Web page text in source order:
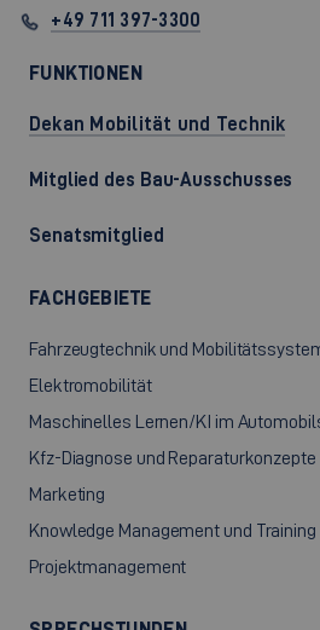
+49 711 397-3300
FUNKTIONEN
Dekan Mobilität und Technik
Mitglied des Bau-Ausschusses
Senatsmitglied
FACHGEBIETE
Fahrzeugtechnik und
Elektromobilität
Maschinelles Lernen/KI im
Kfz-Diagnose und Reparaturkonzepte
Marketing
Knowledge Management und Training
Projektmanagement